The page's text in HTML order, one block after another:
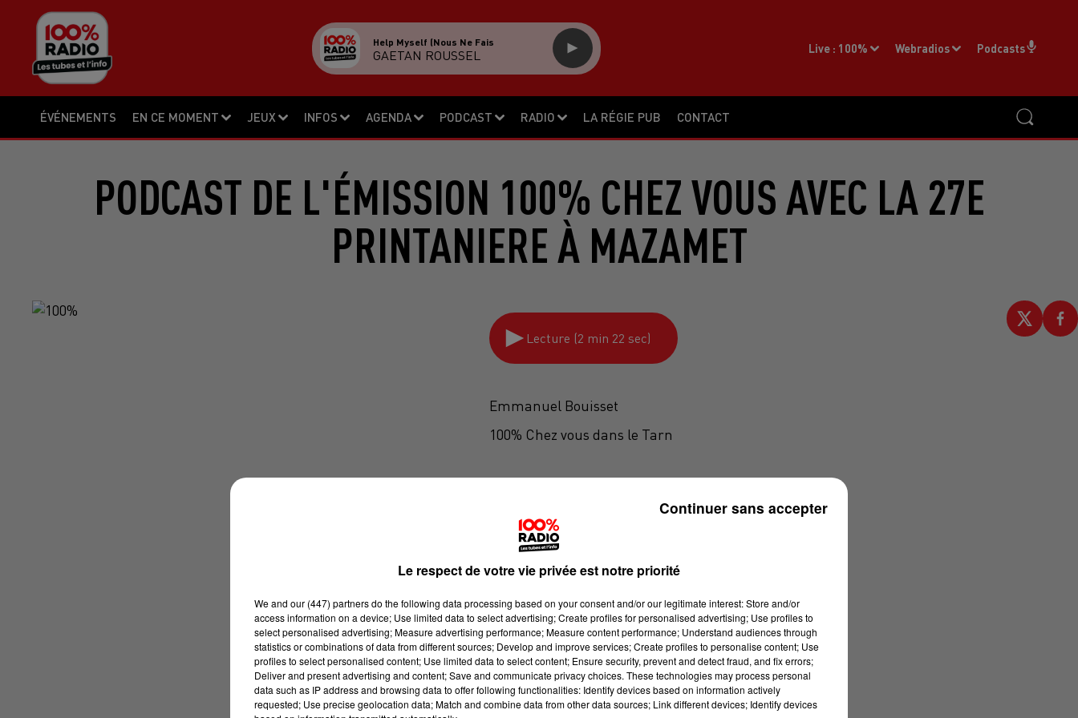
ÉVÉNEMENTS EN CE MOMENT JEUX INFOS AGENDA PODCAST RADIO LA RÉGIE PUB CONTACT
Live : 100% Webradios Podcasts
Help Myself (nous Ne Fais
GAETAN ROUSSEL
PODCAST DE L'ÉMISSION 100% CHEZ VOUS AVEC LA 27E
PRINTANIERE À MAZAMET
Lecture (2 min 22 sec)
Emmanuel Bouisset
100% Chez vous dans le Tarn
Le respect de votre vie privée est notre priorité
We and our (447) partnersdo the following data processing based on your consent and/or our legitimate interest: Store and/or
access information on a device; Use limited data to select advertising; Create profiles for personalised advertising; Use profiles to
select personalised advertising; Measure advertising performance; Measure content performance; Understand audiences through
statistics or combinations of data from different sources; Develop and improve services; Create profiles to personalise content; Use
profiles to select personalised content; Use limited data to select content; Ensure security, prevent and detect fraud, and fix errors;
Deliver and present advertising and content; Save and communicate privacy choices. These technologies may process personal
data such as IP address and browsing data to offer following functionalities: Identify devices based on information actively
requested; Use precise geolocation data; Match and combine data from other data sources; Link different devices; Identify devices
Continuer sans accepter